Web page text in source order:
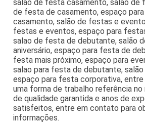
salão de festa casamento, salao de
de festa de casamento, espaço
casamento, salão de festas e
festas e eventos, espaço para
salao de festa de debutante, salão
aniversário, espaço para festa de
festa mais próximo, espaço para
salao para festa de debutante,
espaço para festa corporativa,
uma forma de trabalho referência
de qualidade garantida e anos de
satisfeitos, entre em contato para
informações.